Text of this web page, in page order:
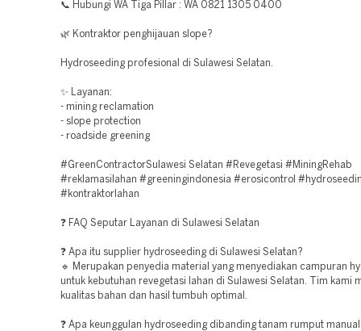
📞 Hubungi WA Tiga Pillar : WA 0821 1305 0400
🌿 Kontraktor penghijauan slope?
Hydroseeding profesional di Sulawesi Selatan.
✨ Layanan:
- mining reclamation
- slope protection
- roadside greening
#GreenContractorSulawesi Selatan #Revegetasi #MiningRehab
#reklamasilahan #greeningindonesia #erosicontrol
#kontraktorlahan
❓ FAQ Seputar Layanan di Sulawesi Selatan
❓ Apa itu supplier hydroseeding di Sulawesi Selatan?
🔹 Merupakan penyedia material yang menyediakan campuran
untuk kebutuhan revegetasi lahan di Sulawesi Selatan. Tim kami
kualitas bahan dan hasil tumbuh optimal.
❓ Apa keunggulan hydroseeding dibanding tanam rumput